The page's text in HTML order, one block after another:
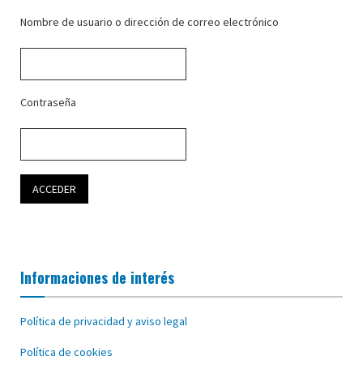
Nombre de usuario o dirección de correo electrónico
Contraseña
Informaciones de interés
Política de privacidad y aviso legal
Política de cookies